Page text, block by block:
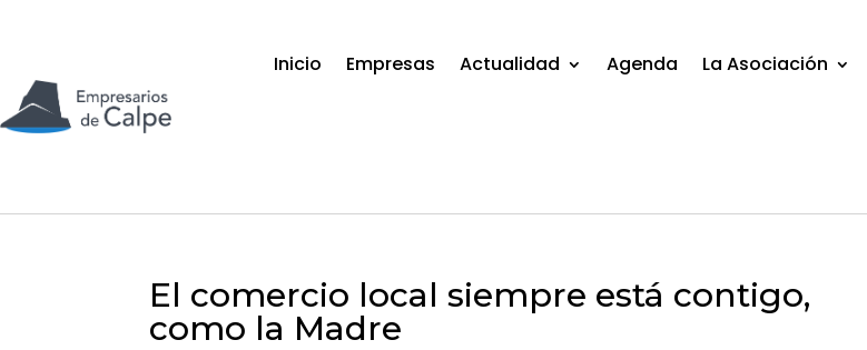
Inicio Empresas Actualidad Agenda La Asociación
El comercio local siempre está contigo,
como la Madre